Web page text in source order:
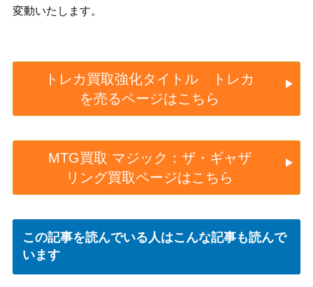
変動いたします。
トレカ買取強化タイトル トレカ
を売るページはこちら
MTG買取 マジック：ザ・ギャザ
リング買取ページはこちら
この記事を読んでいる人はこんな記事も読んで
います